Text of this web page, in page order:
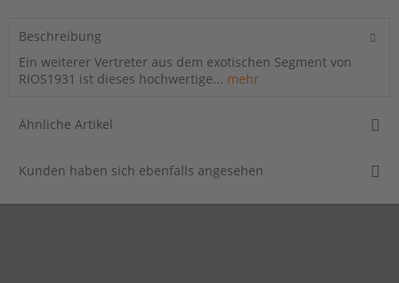
Beschreibung
Ein weiterer Vertreter aus dem exotischen Segment von
RIOS1931 ist dieses hochwertige... mehr
Ähnliche Artikel
Kunden haben sich ebenfalls angesehen